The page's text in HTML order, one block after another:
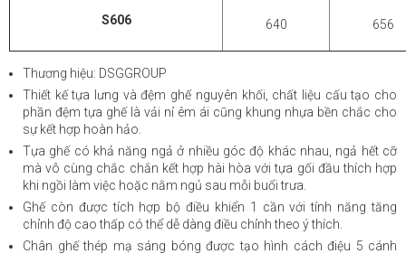
S606 640 656
Thương hiệu: DSGGROUP
Thiết kế tựa lưng và đệm ghế nguyên khối, chất liệu cấu tạo cho
phần đệm tựa ghế là vải nỉ êm ái cũng khung nhựa bền chắc cho
sự kết hợp hoàn hảo.
Tựa ghế có khả năng ngả ở nhiều góc độ khác nhau, ngả hết cỡ
mà vô cùng chắc chắn kết hợp hài hòa với tựa gối đầu thích hợp
khi ngồi làm việc hoặc nằm ngủ sau mỗi buổi trưa.
Ghế còn được tích hợp bộ điều khiển 1 cần với tính năng tăng
chỉnh độ cao thấp có thể dễ dàng điều chỉnh theo ý thích.
Chân ghế thép mạ sáng bóng được tạo hình cách điệu 5 cánh